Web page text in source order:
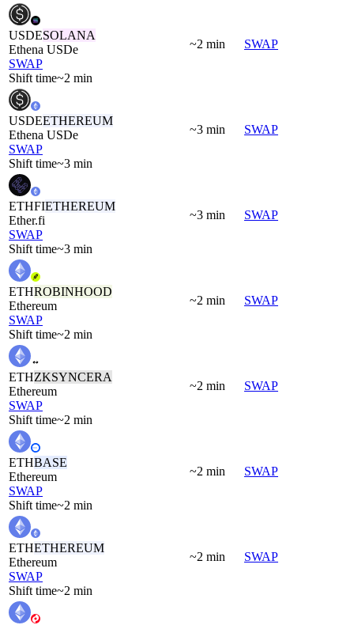
USDESOLANA
Ethena USDe
SWAP
Shift time~2 min
~2 min SWAP
USDEETHEREUM
Ethena USDe
SWAP
Shift time~3 min
~3 min SWAP
ETHFIETHEREUM
Ether.fi
SWAP
Shift time~3 min
~3 min SWAP
ETHROBINHOOD
Ethereum
SWAP
Shift time~2 min
~2 min SWAP
ETHZKSYNCERA
Ethereum
SWAP
Shift time~2 min
~2 min SWAP
ETHBASE
Ethereum
SWAP
Shift time~2 min
~2 min SWAP
ETHETHEREUM
Ethereum
SWAP
Shift time~2 min
~2 min SWAP